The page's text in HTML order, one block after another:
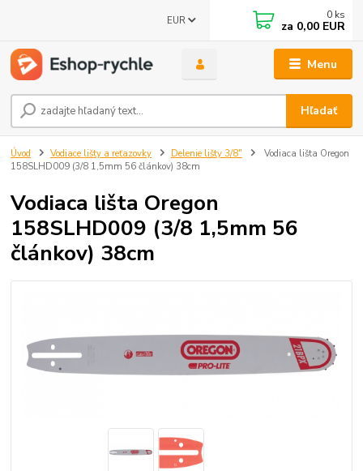
Menu
EUR
Hľadať
0 ks
za 0,00 EUR
Úvod Vodiace lišty a reťazovky Delenie lišty 3/8"
Vodiaca lišta Oregon
158SLHD009 (3/8 1,5mm 56 článkov) 38cm
Vodiaca lišta Oregon
158SLHD009 (3/8 1,5mm 56
článkov) 38cm